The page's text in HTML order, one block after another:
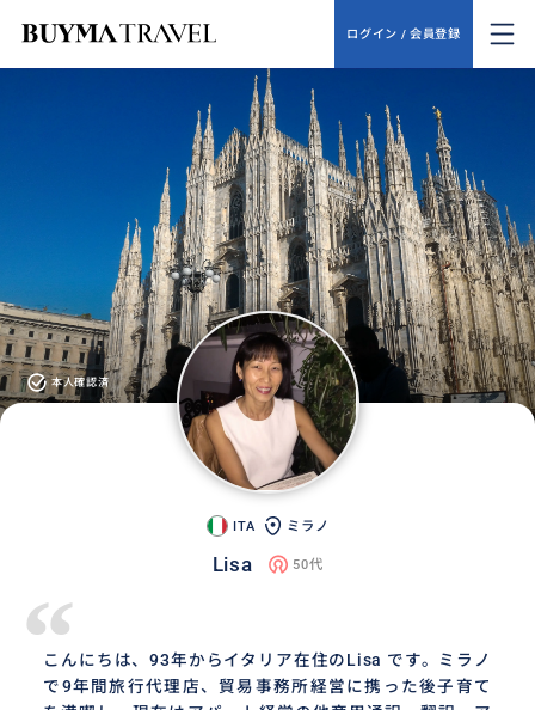
ログイン / 会員登録
本人確認済
ITA ミラノ
Lisa 50代
“
こんにちは、93年からイタリア在住のLisa です。ミラノ
で9年間旅行代理店、貿易事務所経営に携った後子育て